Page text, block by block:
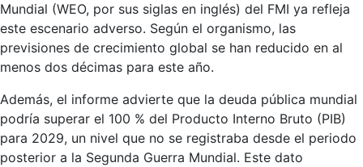
Mundial (WEO, por sus siglas en inglés) del FMI ya refleja
este escenario adverso. Según el organismo, las
previsiones de crecimiento global se han reducido en al
menos dos décimas para este año.
Además, el informe advierte que la deuda pública mundial
podría superar el 100 % del Producto Interno Bruto (PIB)
para 2029, un nivel que no se registraba desde el periodo
posterior a la Segunda Guerra Mundial. Este dato